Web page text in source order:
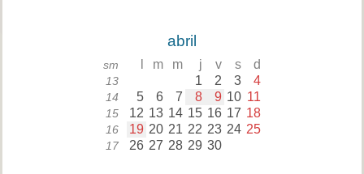
abril
sm m m j v s d
13 1 2 3 4
14 5 6 7 8 9 10 11
15 12 13 14 15 16 17 18
16 19 20 21 22 23 24 25
17 26 27 28 29 30